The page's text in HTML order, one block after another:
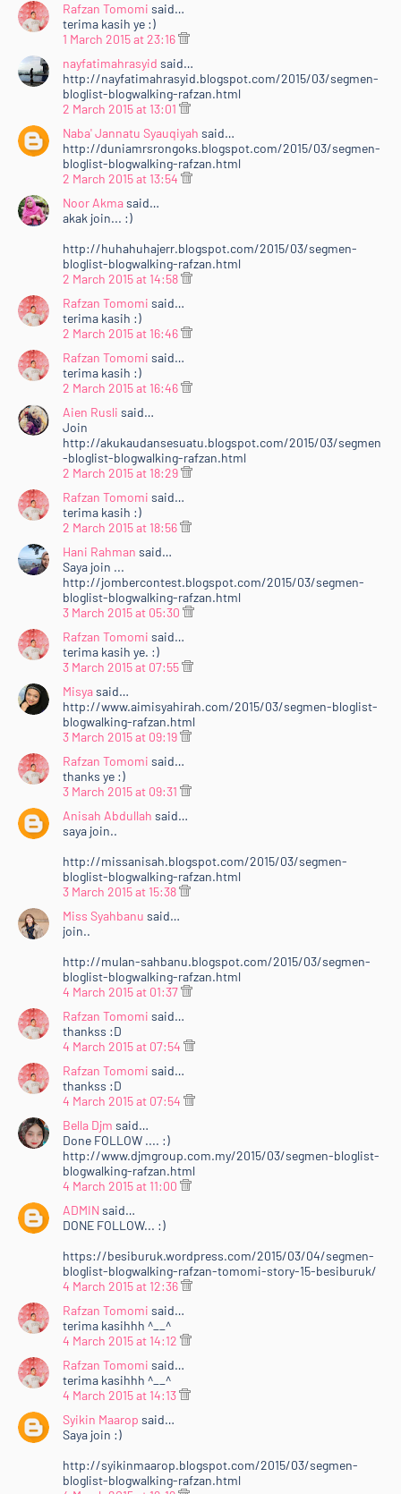
verdana,arial,sans-serif; font-size: 10px;">
</div>
</center>
<ul>
<li>Dah selesai semua diatas, sila Tinggalkan URL
Entri korang dekat <a
href="http://www.rafzantomomi.com/2015/02/segme
n-bloglist-blogwalking-rts15.html"
target="_blank">entri ini</a>.&nbsp;</li>
<br /></div>
<div style="text-align: justify;">
Rafzan Tomomi dan 12 lagi akan dipilih melalui <a
href="http://random.org/">random.org</a>)&nbsp;
</b>dan akan diletakkan ke dalam page<b> "<a
href="http://www.rafzantomomi.com/p/bloglist.html"
target="_blank">#BLOGLIST</a>"</b>. <b>TOP 3</b>
akan ada <i>special banner</i> dalam <a
href="http://www.rafzantomomi.com/p/bloglist.html"
target="_blank"><i>page</i> tersebut</a> dan akan
muncul di <i>side-bar</i> blog <b><a
target="_blank">Rafzan Tomomi Story '15</a></b>.
Keputusan 15 URL bertuah akan diumumkan pada <b>1
April 2015 (Rabu)</b>. Jom <i>support</i> kawan-
<div style="text-align: justify;">
<br /></div>
<div style="text-align: center;">
<br /></div>
Rafzan Tomomi said…
terima kasih ye :)
1 March 2015 at 23:16
nayfatimahrasyid said…
http://nayfatimahrasyid.blogspot.com/2015/03/segmen-
bloglist-blogwalking-rafzan.html
2 March 2015 at 13:01
Naba' Jannatu Syauqiyah said…
http://duniamrsrongoks.blogspot.com/2015/03/segmen-
bloglist-blogwalking-rafzan.html
2 March 2015 at 13:54
Noor Akmasaid…
akak join... :)
http://huhahuhajerr.blogspot.com/2015/03/segmen-
bloglist-blogwalking-rafzan.html
2 March 2015 at 14:58
Rafzan Tomomi said…
terima kasih :)
2 March 2015 at 16:46
Rafzan Tomomi said…
terima kasih :)
2 March 2015 at 16:46
Aien Rusli said…
Join
http://akukaudansesuatu.blogspot.com/2015/03/segmen
-bloglist-blogwalking-rafzan.html
2 March 2015 at 18:29
Rafzan Tomomi said…
terima kasih :)
2 March 2015 at 18:56
Hani Rahman said…
Saya join ...
http://jombercontest.blogspot.com/2015/03/segmen-
bloglist-blogwalking-rafzan.html
3 March 2015 at 05:30
Rafzan Tomomi said…
terima kasih ye. :)
3 March 2015 at 07:55
Misyasaid…
http://www.aimisyahirah.com/2015/03/segmen-bloglist-
blogwalking-rafzan.html
3 March 2015 at 09:19
Rafzan Tomomi said…
thanks ye :)
3 March 2015 at 09:31
Anisah Abdullah said…
saya join..
http://missanisah.blogspot.com/2015/03/segmen-
bloglist-blogwalking-rafzan.html
3 March 2015 at 15:38
Miss Syahbanu said…
join..
http://mulan-sahbanu.blogspot.com/2015/03/segmen-
bloglist-blogwalking-rafzan.html
4 March 2015 at 01:37
Rafzan Tomomi said…
thankss :D
4 March 2015 at 07:54
Rafzan Tomomi said…
thankss :D
4 March 2015 at 07:54
Bella Djm said…
Done FOLLOW .... :)
http://www.djmgroup.com.my/2015/03/segmen-bloglist-
blogwalking-rafzan.html
4 March 2015 at 11:00
ADMINsaid…
DONE FOLLOW... :)
https://besiburuk.wordpress.com/2015/03/04/segmen-
bloglist-blogwalking-rafzan-tomomi-story-15-besiburuk/
4 March 2015 at 12:36
Rafzan Tomomi said…
terima kasihhh ^__^
4 March 2015 at 14:12
Rafzan Tomomi said…
terima kasihhh ^__^
4 March 2015 at 14:13
Syikin Maarop said…
Saya join :)
http://syikinmaarop.blogspot.com/2015/03/segmen-
bloglist-blogwalking-rafzan.html